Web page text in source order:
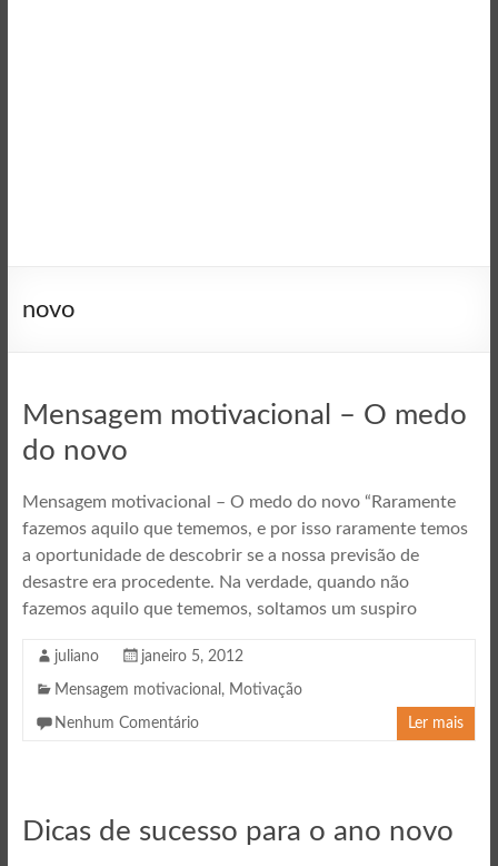
novo
Mensagem motivacional – O medo
do novo
Mensagem motivacional – O medo do novo “Raramente
fazemos aquilo que tememos, e por isso raramente temos
a oportunidade de descobrir se a nossa previsão de
desastre era procedente. Na verdade, quando não
fazemos aquilo que tememos, soltamos um suspiro
juliano janeiro 5, 2012
Mensagem motivacional , Motivação
Nenhum Comentário Ler mais
Dicas de sucesso para o ano novo